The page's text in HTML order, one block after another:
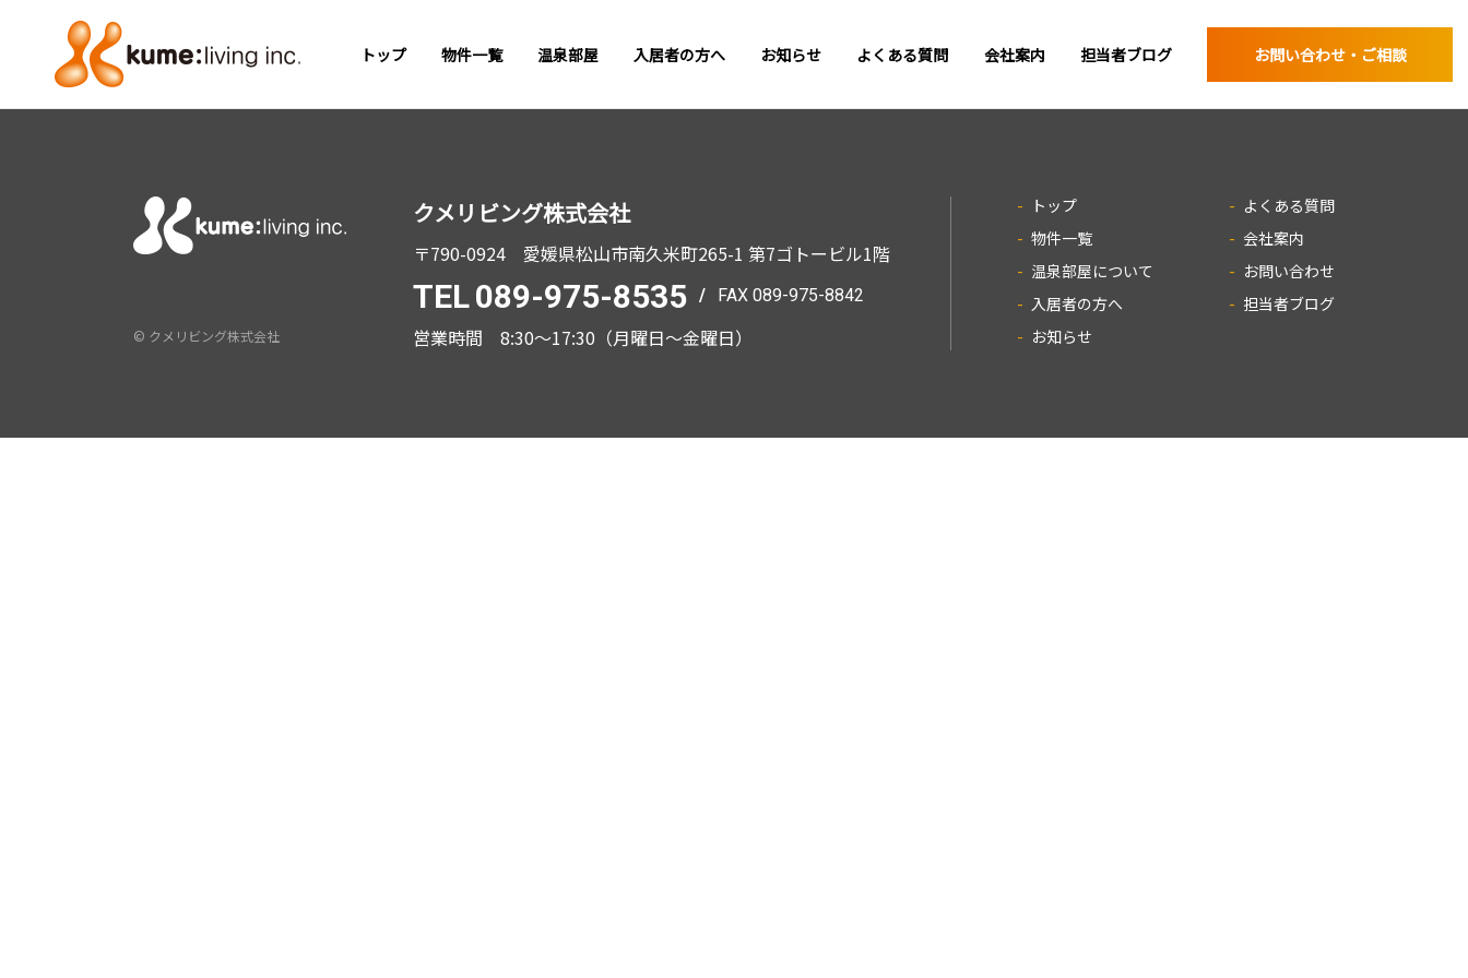
トップ 物件一覧 温泉部屋 入居者の方へ お知らせ よくある質問 会社案内 担当者ブログ お問い合わせ・ご相談
© クメリビング株式会社
クメリビング株式会社
〒790-0924 愛媛県松山市南久米町265-1 第7ゴトービル1階
TEL089-975-8535 / FAX 089-975-8842
営業時間 8:30～17:30（月曜日～金曜日）
トップ
物件一覧
温泉部屋について
入居者の方へ
お知らせ
よくある質問
会社案内
お問い合わせ
担当者ブログ